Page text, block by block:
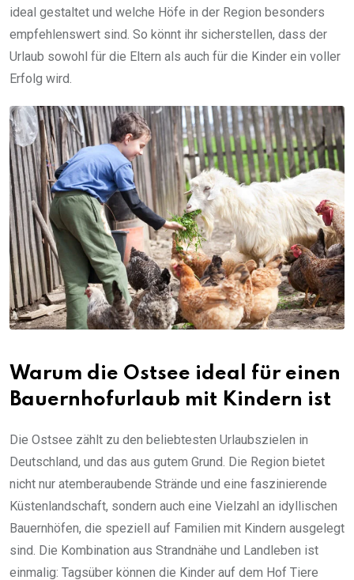
ideal gestaltet und welche Höfe in der Region besonders
empfehlenswert sind. So könnt ihr sicherstellen, dass der
Urlaub sowohl für die Eltern als auch für die Kinder ein voller
Erfolg wird.
Warum die Ostsee ideal für einen
Bauernhofurlaub mit Kindern ist
Die Ostsee zählt zu den beliebtesten Urlaubszielen in
Deutschland, und das aus gutem Grund. Die Region bietet
nicht nur atemberaubende Strände und eine faszinierende
Küstenlandschaft, sondern auch eine Vielzahl an idyllischen
Bauernhöfen, die speziell auf Familien mit Kindern ausgelegt
sind. Die Kombination aus Strandnähe und Landleben ist
einmalig: Tagsüber können die Kinder auf dem Hof Tiere